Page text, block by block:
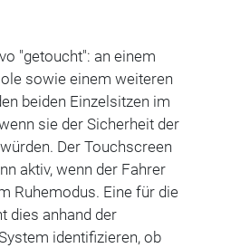
"getoucht": an einem
sowie einem weiteren
beiden Einzelsitzen im
sie der Sicherheit der
Der Touchscreen
aktiv, wenn der Fahrer
Ruhemodus. Eine für die
dies anhand der
identifizieren, ob